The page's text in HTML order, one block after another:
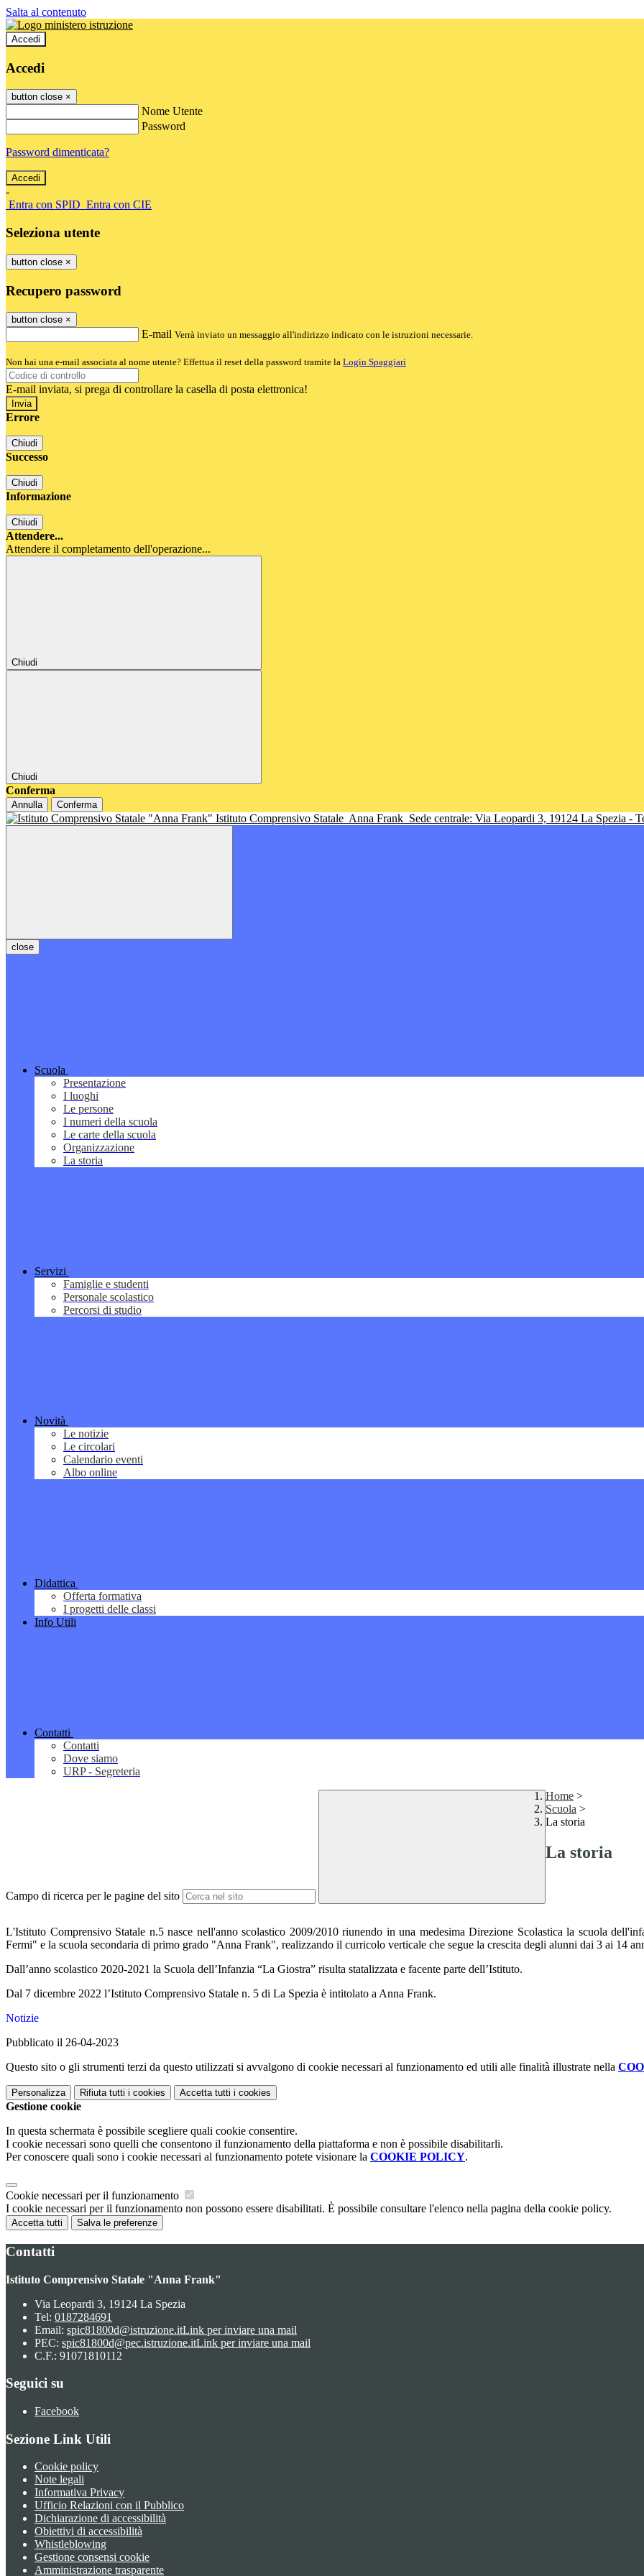
Salta al contenuto
Accedi
Accedi
button close ×
Nome Utente
Password
Password dimenticata?
-
Entra con SPID Entra con CIE
Seleziona utente
button close ×
Recupero password
button close ×
E-mail Verrà inviato un messaggio all'indirizzo indicato con le istruzioni necessarie.
Non hai una e-mail associata al nome utente? Effettua il reset della password tramite la Login Spaggiari
E-mail inviata, si prega di controllare la casella di posta elettronica!
Errore
Chiudi
Successo
Chiudi
Informazione
Chiudi
Attendere...
Attendere il completamento dell'operazione...
Chiudi
Chiudi
Conferma
Annulla Conferma
Istituto Comprensivo Statale Anna Frank Sede centrale: Via Leopardi 3, 19124 La Spezia -
close
Scuola
Presentazione
I luoghi
Le persone
I numeri della scuola
Le carte della scuola
Organizzazione
La storia
Servizi
Famiglie e studenti
Personale scolastico
Percorsi di studio
Novità
Le notizie
Le circolari
Calendario eventi
Albo online
Didattica
Offerta formativa
I progetti delle classi
Info Utili
Contatti
Contatti
Dove siamo
URP - Segreteria
Campo di ricerca per le pagine del sito
Home >
Scuola >
La storia
La storia
L'Istituto Comprensivo Statale n.5 nasce nell'anno scolastico 2009/2010 riunendo in una medesima Direzione Scolastica la scuola
Fermi" e la scuola secondaria di primo grado "Anna Frank", realizzando il curricolo verticale che segue la crescita degli alunni dai 3 ai 14
Dall’anno scolastico 2020-2021 la Scuola dell’Infanzia “La Giostra” risulta statalizzata e facente parte dell’Istituto.
Dal 7 dicembre 2022 l’Istituto Comprensivo Statale n. 5 di La Spezia è intitolato a Anna Frank.
Notizie
Pubblicato il 26-04-2023
Questo sito o gli strumenti terzi da questo utilizzati si avvalgono di cookie necessari al funzionamento ed utili alle finalità illustrate nella
Personalizza Rifiuta tutti i cookies Accetta tutti i cookies
Gestione cookie
In questa schermata è possibile scegliere quali cookie consentire.
I cookie necessari sono quelli che consentono il funzionamento della piattaforma e non è possibile disabilitarli.
Per conoscere quali sono i cookie necessari al funzionamento potete visionare la COOKIE POLICY.
Cookie necessari per il funzionamento
I cookie necessari per il funzionamento non possono essere disabilitati. È possibile consultare l'elenco nella pagina della cookie policy.
Accetta tutti Salva le preferenze
Contatti
Istituto Comprensivo Statale "Anna Frank"
Via Leopardi 3, 19124 La Spezia
Tel: 0187284691
Email: spic81800d@istruzione.itLink per inviare una mail
PEC: spic81800d@pec.istruzione.itLink per inviare una mail
C.F.: 91071810112
Seguici su
Facebook
Sezione Link Utili
Cookie policy
Note legali
Informativa Privacy
Ufficio Relazioni con il Pubblico
Dichiarazione di accessibilità
Obiettivi di accessibilità
Whistleblowing
Gestione consensi cookie
Amministrazione trasparente